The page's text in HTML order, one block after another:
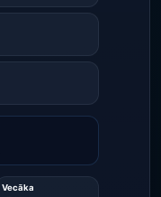
Vecāka